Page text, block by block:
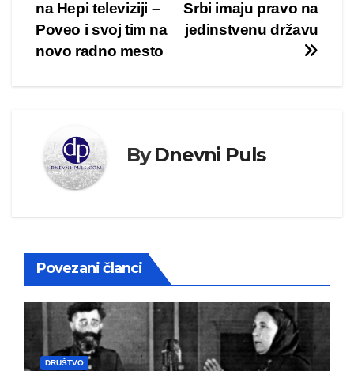
članka
Srbi imaju pravo na
jedinstvenu državu
na Hepi televiziji –
Poveo i svoj tim na
novo radno mesto
ByDnevni Puls
Povezani članci
DRUŠTVO